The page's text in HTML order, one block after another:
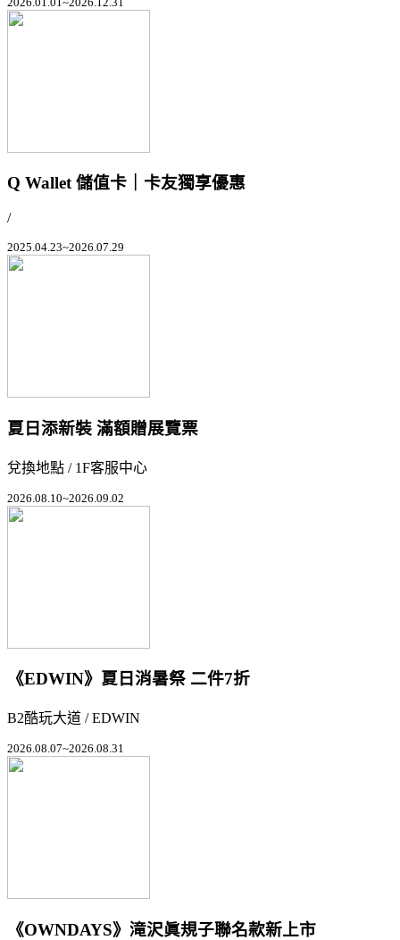
Q Wallet 儲值卡｜卡友獨享優惠
/
2025.04.23~2026.07.29
夏日添新裝 滿額贈展覽票
兌換地點 / 1F客服中心
2026.08.10~2026.09.02
《EDWIN》夏日消暑祭 二件7折
B2酷玩大道 / EDWIN
2026.08.07~2026.08.31
《OWNDAYS》滝沢眞規子聯名款新上市